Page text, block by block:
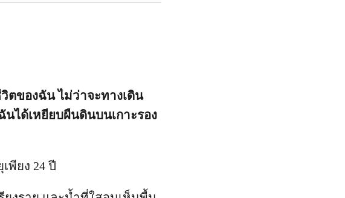
ตของฉัน ไม่ว่าจะทางเดิน
ได้เหยียบผืนดินบนเกาะรอง
พียง 24 ปี